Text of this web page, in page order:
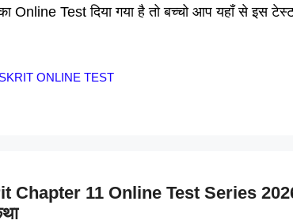
Online Test दिया गया है तो बच्चो आप यहाँ से इस
ONLINE TEST
11 Online Test Series 2026